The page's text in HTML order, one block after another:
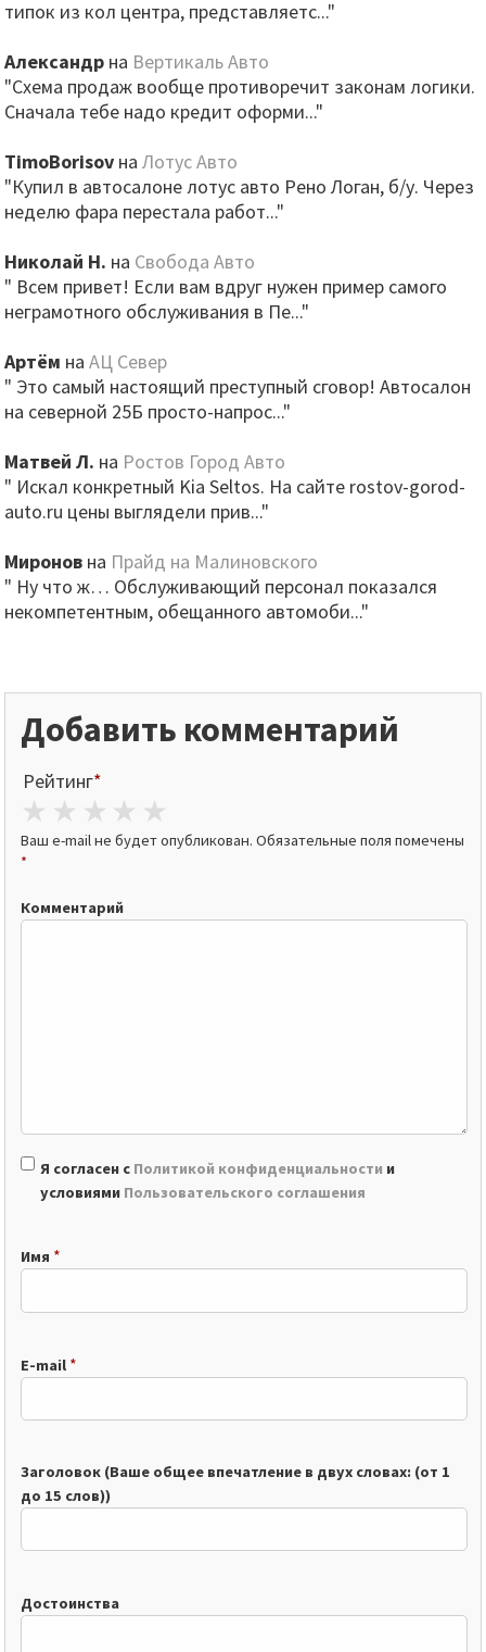
типок из кол центра, представляетс..."
Александр на Вертикаль Авто
"Схема продаж вообще противоречит законам логики.
Сначала тебе надо кредит оформи..."
TimoBorisov наЛотус Авто
"Купил в автосалоне лотус авто Рено Логан, б/у. Через
неделю фара перестала работ..."
Николай Н. на Свобода Авто
" Всем привет! Если вам вдруг нужен пример самого
неграмотного обслуживания в Пе..."
Артём наАЦ Север
" Это самый настоящий преступный сговор! Автосалон
на северной 25Б просто-напрос..."
Матвей Л. на Ростов Город Авто
" Искал конкретный Kia Seltos. На сайте rostov-gorod-
auto.ru цены выглядели прив..."
Миронов на Прайд на Малиновского
" Ну что ж… Обслуживающий персонал показался
некомпетентным, обещанного автомоби..."
Добавить комментарий
Рейтинг*
4 stars
3 stars
2 stars
1 star
Ваш e-mail не будет опубликован. Обязательные поля помечены
*
Комментарий
Я согласен с Политикой конфиденциальности и
условиями Пользовательского соглашения
Имя *
E-mail *
Заголовок (Ваше общее впечатление в двух словах: (от 1
до 15 слов))
Достоинства